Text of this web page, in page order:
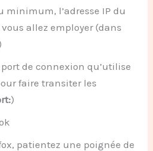
minimum, l’adresse IP du
allez employer (dans
de connexion qu’utilise
faire transiter les
)
patientez une poignée de